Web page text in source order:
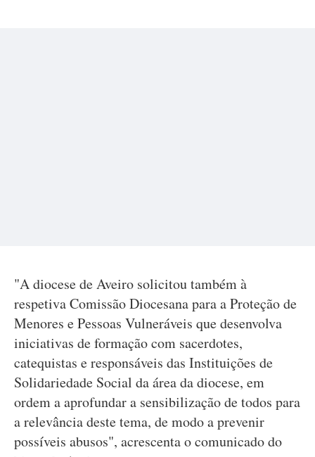
"A diocese de Aveiro solicitou também à
respetiva Comissão Diocesana para a Proteção de
Menores e Pessoas Vulneráveis que desenvolva
iniciativas de formação com sacerdotes,
catequistas e responsáveis das Instituições de
Solidariedade Social da área da diocese, em
ordem a aprofundar a sensibilização de todos para
a relevância deste tema, de modo a prevenir
possíveis abusos", acrescenta o comunicado do